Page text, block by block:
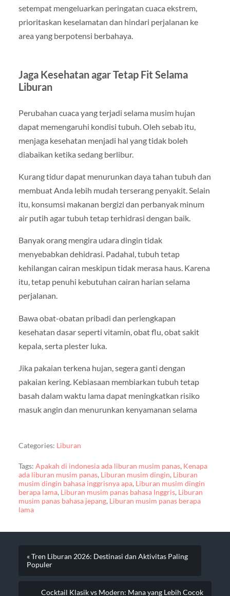
setempat mengeluarkan peringatan cuaca ekstrem,
prioritaskan keselamatan dan hindari perjalanan ke
area yang berpotensi berbahaya.
Jaga Kesehatan agar Tetap Fit Selama
Liburan
Perubahan cuaca yang terjadi selama musim hujan
dapat memengaruhi kondisi tubuh. Oleh sebab itu,
menjaga kesehatan menjadi hal yang tidak boleh
diabaikan ketika sedang berlibur.
Kurang tidur dapat menurunkan daya tahan tubuh dan
membuat Anda lebih mudah terserang penyakit. Selain
itu, konsumsi makanan bergizi dan perbanyak minum
air putih agar tubuh tetap terhidrasi dengan baik.
Banyak orang mengira udara dingin tidak
menyebabkan dehidrasi. Padahal, tubuh tetap
kehilangan cairan meskipun tidak merasa haus. Karena
itu, tetap penuhi kebutuhan cairan harian selama
perjalanan.
Bawa obat-obatan pribadi dan perlengkapan
kesehatan dasar seperti vitamin, obat flu, obat sakit
kepala, serta plester luka.
Jika pakaian terkena hujan, segera ganti dengan
pakaian kering. Kebiasaan membiarkan tubuh tetap
basah dalam waktu lama dapat meningkatkan risiko
masuk angin dan menurunkan kenyamanan selama
Categories: Liburan
Tags: Apakah di indonesia ada liburan musim panas, Kenapa
ada liburan musim panas, Liburan musim dingin, Liburan
musim dingin bahasa inggrisnya apa, Liburan musim dingin
berapa lama, Liburan musim panas bahasa Inggris, Liburan
musim panas bahasa jepang, Liburan musim panas berapa
lama
« Tren Liburan 2026: Destinasi dan Aktivitas Paling
Populer
Cocktail Klasik vs Modern: Mana yang Lebih Cocok